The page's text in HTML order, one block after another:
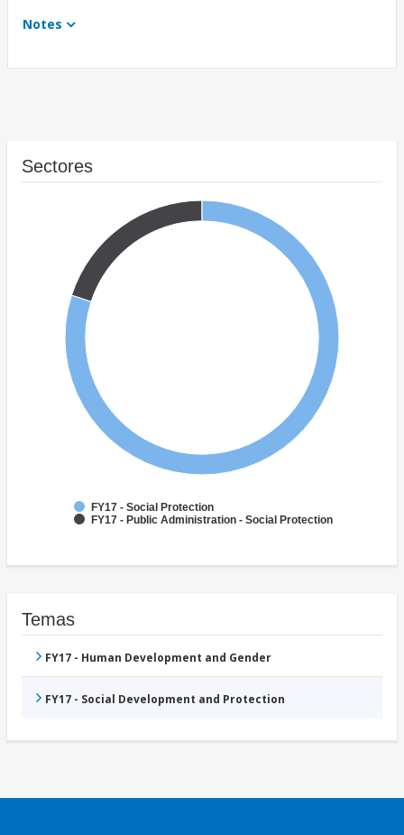
Notes
Sectores
FY17 - Social Protection
FY17 - Public Administration - Social Protection
Temas
FY17 - Human Development and Gender
FY17 - Social Development and Protection